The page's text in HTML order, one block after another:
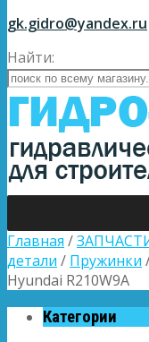
gk.gidro@yandex.ru
Найти:
Главная /
детали / Пружинки
Hyundai R210W9A
Категории